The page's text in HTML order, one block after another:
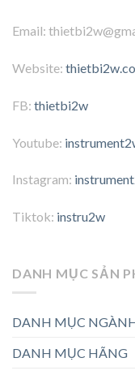
Email:
Website:
FB: thietbi2w
Youtube:
Instagram:
Tiktok: instru2w
DANH MỤC SẢN
DANH MỤC
DANH MỤC HÃNG